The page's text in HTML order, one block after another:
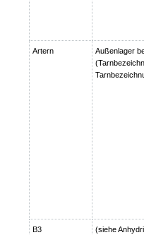
Artern
Außenlager
B3 (siehe